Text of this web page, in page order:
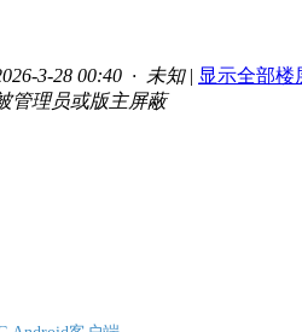
3-28 00:40 · 未知 | 显示全部楼
管理员或版主屏蔽